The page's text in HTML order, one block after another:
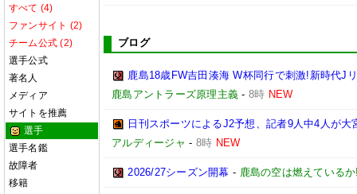
すべて (4)
ファンサイト (2)
チーム公式 (2)
選手公式
著名人
メディア
サイトを推薦
選手
選手名鑑
故障者
移籍
ブログ
鹿島18歳FW吉田湊海 W杯同行で刺激!新時代J
鹿島アントラーズ原理主義 -8時 NEW
日刊スポーツによるJ2予想、記者9人中4人が大
アルディージャ - 8時 NEW
2026/27シーズン開幕 - 鹿島の空は燃えている